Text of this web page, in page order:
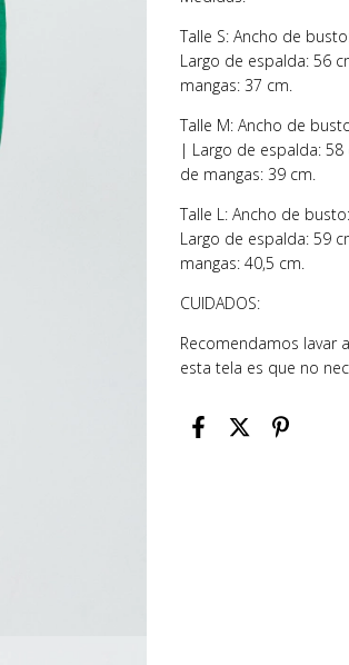
Talle S: Ancho de
Largo de espalda: 56
mangas: 37 cm.
Talle M: Ancho de
| Largo de espalda:
de mangas: 39 cm.
Talle L: Ancho de
Largo de espalda: 59
mangas: 40,5 cm.
CUIDADOS:
Recomendamos lavar
esta tela es que no